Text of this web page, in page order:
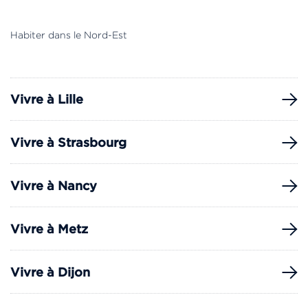
Habiter dans le Nord-Est
Vivre à Lille
Vivre à Strasbourg
Vivre à Nancy
Vivre à Metz
Vivre à Dijon